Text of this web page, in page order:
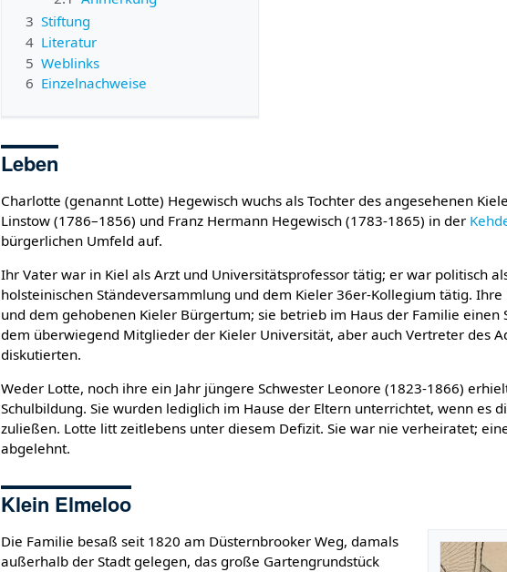
3 Stiftung
4 Literatur
5 Weblinks
6 Einzelnachweise
Leben
Charlotte (genannt Lotte) Hegewisch wuchs als Tochter des angesehenen
Linstow (1786–1856) und Franz Hermann Hegewisch (1783-1865) in der
bürgerlichen Umfeld auf.
Ihr Vater war in Kiel als Arzt und Universitätsprofessor tätig; er war politisch
holsteinischen Ständeversammlung und dem Kieler 36er-Kollegium tätig.
und dem gehobenen Kieler Bürgertum; sie betrieb im Haus der Familie einen
dem überwiegend Mitglieder der Kieler Universität, aber auch Vertreter des
diskutierten.
Weder Lotte, noch ihre ein Jahr jüngere Schwester Leonore (1823-1866)
Schulbildung. Sie wurden lediglich im Hause der Eltern unterrichtet, wenn es
zuließen. Lotte litt zeitlebens unter diesem Defizit. Sie war nie verheiratet;
abgelehnt.
Klein Elmeloo
Die Familie besaß seit 1820 am Düsternbrooker Weg, damals
außerhalb der Stadt gelegen, das große Gartengrundstück